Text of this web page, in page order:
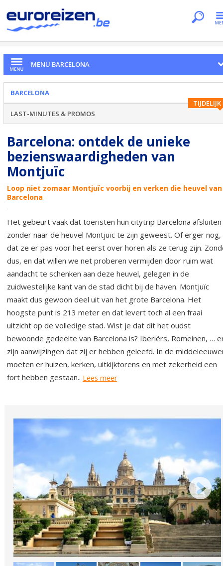
MENU BARCELONA
BARCELONA
TIJDELIJK
LAST-MINUTES & PROMOS
Barcelona: ontdek de unieke
bezienswaardigheden van
Montjuïc
Loop niet zomaar Montjuïc voorbij en verken die heuvel van
Barcelona
Het gebeurt vaak dat toeristen hun citytrip Barcelona afsluiten
zonder naar de heuvel Montjuïc te zijn geweest. Of erger nog,
dat ze er pas voor het eerst over horen als ze terug zijn.
dus, en dat willen we net proberen vermijden door ruim wat
aandacht te schenken aan deze heuvel, gelegen in de
zuidwestelijke kant van de stad dicht bij de haven. Montjuïc
maakt dus gewoon deel uit van het grote Barcelona. Het
hoogste punt is 213 meter en dat levert toch al een fraai
uitzicht op de volledige stad. Wist je dat dit het oudst
bewoonde gedeelte van Barcelona is? Iberiërs, Romeinen, …
zijn aanwijzingen dat zij er hebben geleefd. In de
moeten er huizen, kerken, uitkijktorens en met zekerheid een
fort hebben gestaan.. Lees meer